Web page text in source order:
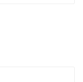
Костино и